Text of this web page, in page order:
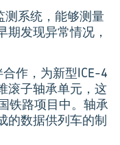
测系统，能够测量
发现异常情况，
作，为新型ICE-4
滚子轴承单元，这
铁路项目中。轴承
的数据供列车的制